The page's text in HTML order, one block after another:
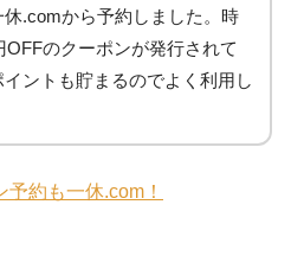
休.comから予約しました。時
OFFのクーポンが発行されて
ントも貯まるのでよく利用し
約も一休.com！